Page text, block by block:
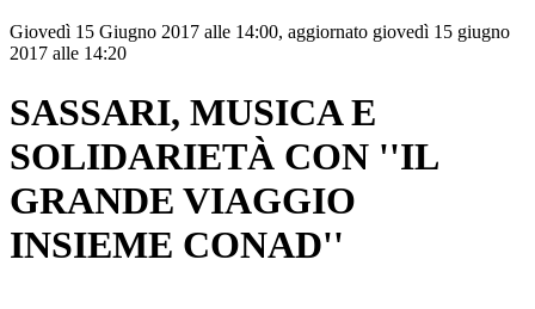
Giovedì 15 Giugno 2017 alle 14:00, aggiornato giovedì 15 giugno
2017 alle 14:20
SASSARI, MUSICA E
SOLIDARIETÀ CON ''IL
GRANDE VIAGGIO
INSIEME CONAD''